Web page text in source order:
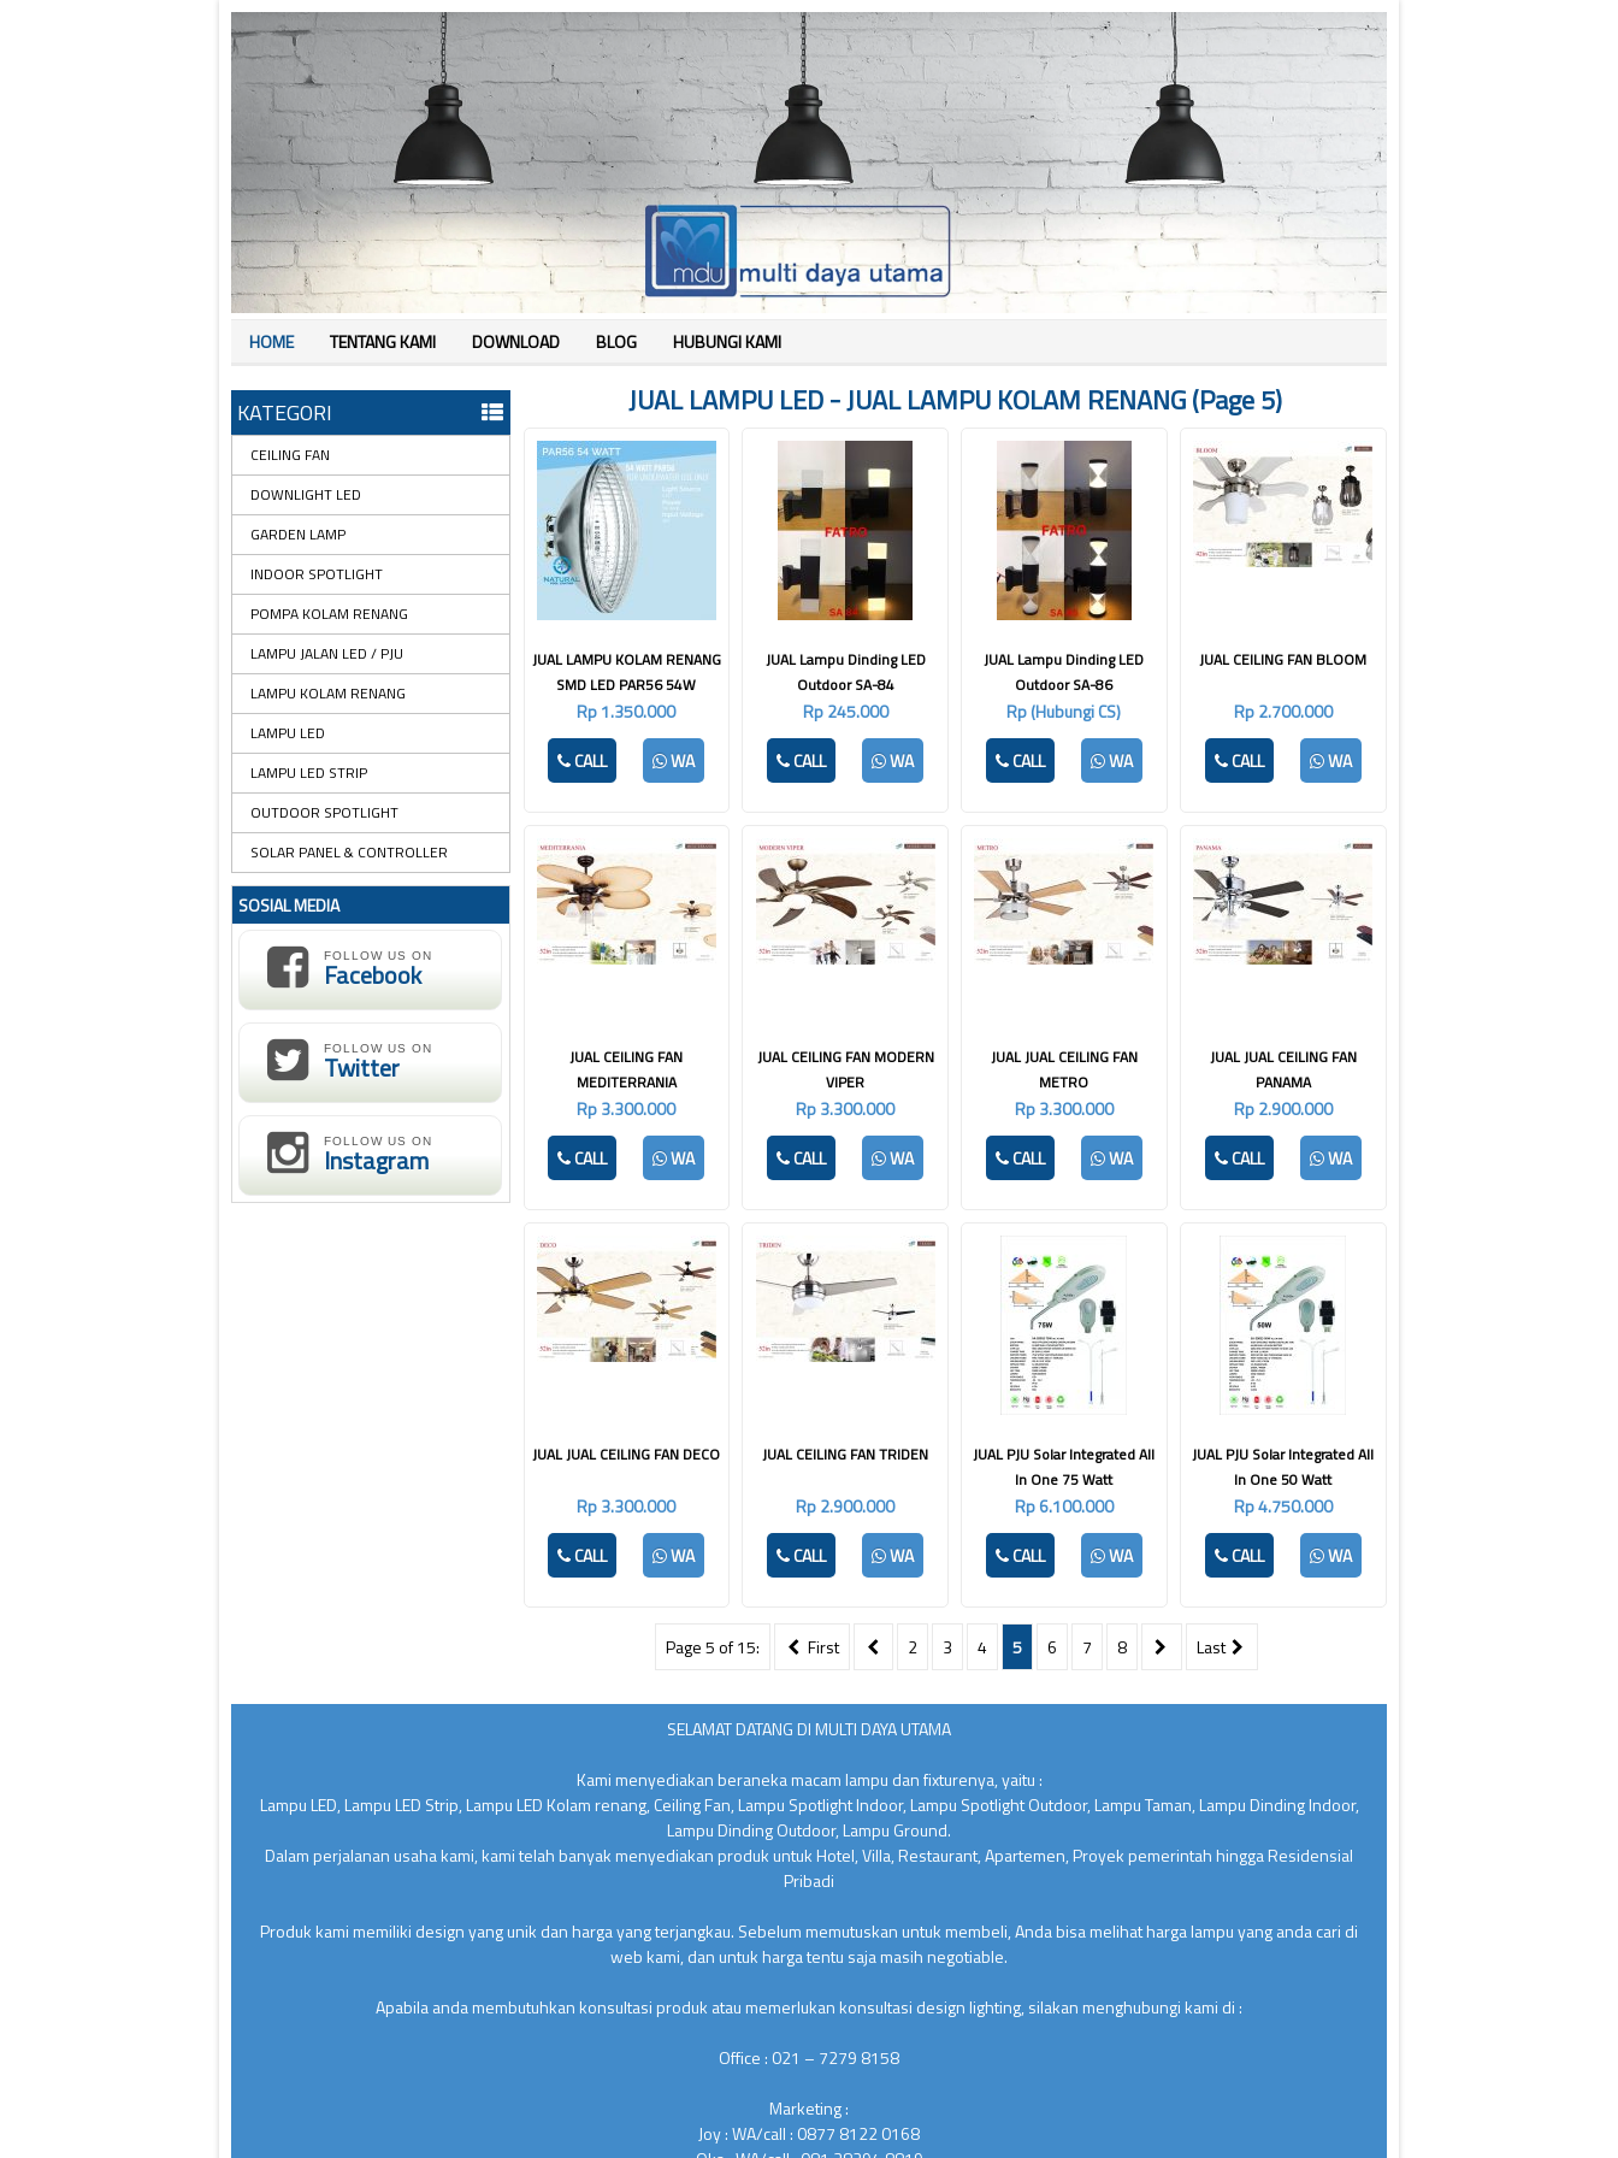
HOME TENTANG KAMI DOWNLOAD BLOG HUBUNGI KAMI
JUAL LAMPU LED - JUAL LAMPU KOLAM RENANG (page 5)
JUAL LAMPU KOLAM RENANG
SMD LED PAR56 54W
Rp 1.350.000
CALL
WA
JUAL Lampu Dinding LED
Outdoor SA-84
Rp 245.000
CALL
WA
JUAL Lampu Dinding LED
Outdoor SA-86
Rp (Hubungi CS)
CALL
WA
JUAL CEILING FAN BLOOM
Rp 2.700.000
CALL
WA
JUAL CEILING FAN
MEDITERRANIA
Rp 3.300.000
CALL
WA
JUAL CEILING FAN MODERN
VIPER
Rp 3.300.000
CALL
WA
JUAL JUAL CEILING FAN
METRO
Rp 3.300.000
CALL
WA
JUAL JUAL CEILING FAN
PANAMA
Rp 2.900.000
CALL
WA
JUAL JUAL CEILING FAN DECO
Rp 3.300.000
CALL
WA
JUAL CEILING FAN TRIDEN
Rp 2.900.000
CALL
WA
JUAL PJU Solar Integrated All
In One 75 Watt
Rp 6.100.000
CALL
WA
JUAL PJU Solar Integrated All
In One 50 Watt
Rp 4.750.000
CALL
WA
Page 5 of 15: First 2 3 4 5 6 7 8 Last
KATEGORI
CEILING FAN
DOWNLIGHT LED
GARDEN LAMP
INDOOR SPOTLIGHT
POMPA KOLAM RENANG
LAMPU JALAN LED / PJU
LAMPU KOLAM RENANG
LAMPU LED
LAMPU LED STRIP
OUTDOOR SPOTLIGHT
SOLAR PANEL & CONTROLLER
SOSIAL MEDIA
FOLLOW US ON
Facebook
FOLLOW US ON
Twitter
FOLLOW US ON
Instagram
SELAMAT DATANG DI MULTI DAYA UTAMA
Kami menyediakan beraneka macam lampu dan fixturenya, yaitu :
Lampu LED, Lampu LED Strip, Lampu LED Kolam renang, Ceiling Fan, Lampu Spotlight Indoor, Lampu Spotlight Outdoor, Lampu Taman, Lampu Dinding Indoor,
Lampu Dinding Outdoor, Lampu Ground.
Dalam perjalanan usaha kami, kami telah banyak menyediakan produk untuk Hotel, Villa, Restaurant, Apartemen, Proyek pemerintah hingga Residensial
Pribadi
Produk kami memiliki design yang unik dan harga yang terjangkau. Sebelum memutuskan untuk membeli, Anda bisa melihat harga lampu yang anda cari di
web kami, dan untuk harga tentu saja masih negotiable.
Apabila anda membutuhkan konsultasi produk atau memerlukan konsultasi design lighting, silakan menghubungi kami di :
Office : 021 – 7279 8158
Marketing :
Joy : WA/call : 0877 8122 0168